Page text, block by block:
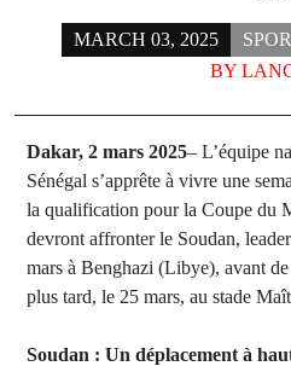
MARCH 03, 2025
BY
Dakar, 2 mars 2025– L’équipe
Sénégal s’apprête à vivre une
la qualification pour la Coupe du
devront affronter le Soudan,
mars à Benghazi (Libye), avant
plus tard, le 25 mars, au stade
Soudan : Un déplacement à